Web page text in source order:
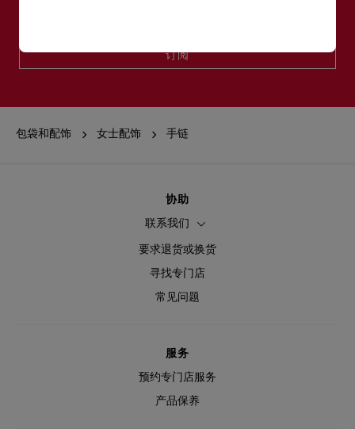
订阅
包袋和配饰 女士配饰 手链
协助
联系我们
要求退货或换货
寻找专门店
常见问题
服务
预约专门店服务
产品保养